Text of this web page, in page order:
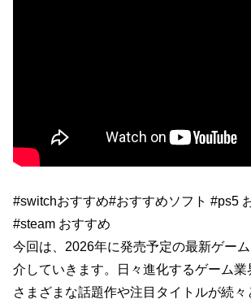
#switchおすすめ#おすすめソフト #ps5
#steam おすすめ
今回は、2026年に発売予定の最新ゲー
介していきます。日々進化するゲーム業
さまざまな話題作や注目タイトルが続々